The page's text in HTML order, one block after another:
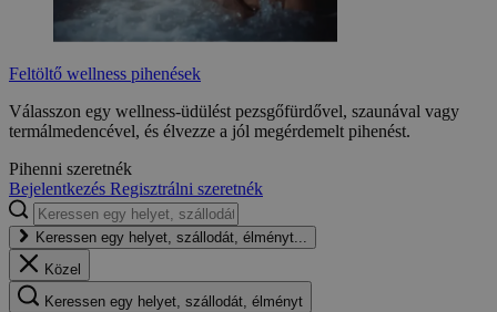
Feltöltő wellness pihenések
Válasszon egy wellness-üdülést pezsgőfürdővel, szaunával vagy
termálmedencével, és élvezze a jól megérdemelt pihenést.
Pihenni szeretnék
Bejelentkezés Regisztrálni szeretnék
Keressen egy helyet, szállodát, élményt...
Közel
Keressen egy helyet, szállodát, élményt